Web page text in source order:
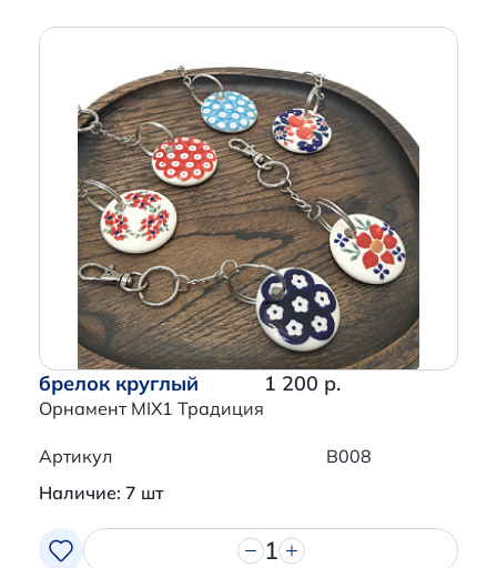
брелок круглый
Орнамент MIX1 Традиция
1 200 р.
Артикул
B008
Наличие: 7 шт
1